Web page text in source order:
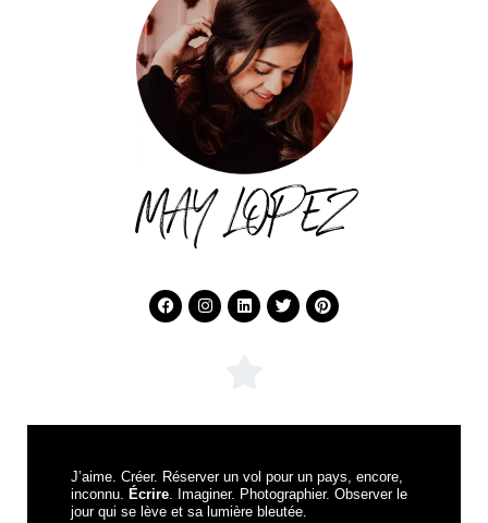
MAY LOPEZ
J’aime. Créer. Réserver un vol pour un pays, encore,
inconnu. Écrire . Imaginer. Photographier. Observer le
jour qui se lève et sa lumière bleutée.